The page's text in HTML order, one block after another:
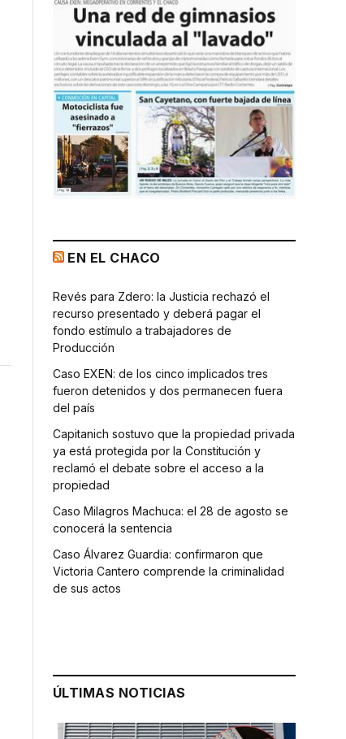
EN EL CHACO
Revés para Zdero: la Justicia rechazó el
recurso presentado y deberá pagar el
fondo estímulo a trabajadores de
Producción
Caso EXEN: de los cinco implicados tres
fueron detenidos y dos permanecen fuera
del país
Capitanich sostuvo que la propiedad privada
ya está protegida por la Constitución y
reclamó el debate sobre el acceso a la
propiedad
Caso Milagros Machuca: el 28 de agosto se
conocerá la sentencia
Caso Álvarez Guardia: confirmaron que
Victoria Cantero comprende la criminalidad
de sus actos
ÚLTIMAS NOTICIAS